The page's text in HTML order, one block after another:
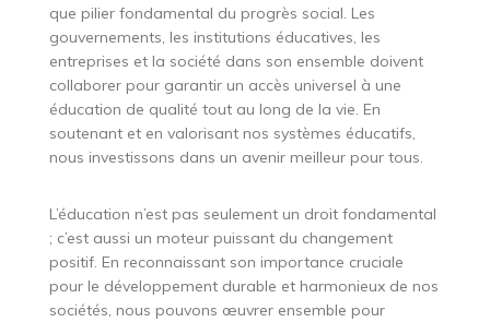
que pilier fondamental du progrès social. Les
gouvernements, les institutions éducatives, les
entreprises et la société dans son ensemble doivent
collaborer pour garantir un accès universel à une
éducation de qualité tout au long de la vie. En
soutenant et en valorisant nos systèmes éducatifs,
nous investissons dans un avenir meilleur pour tous.
L’éducation n’est pas seulement un droit fondamental
; c’est aussi un moteur puissant du changement
positif. En reconnaissant son importance cruciale
pour le développement durable et harmonieux de nos
sociétés, nous pouvons œuvrer ensemble pour